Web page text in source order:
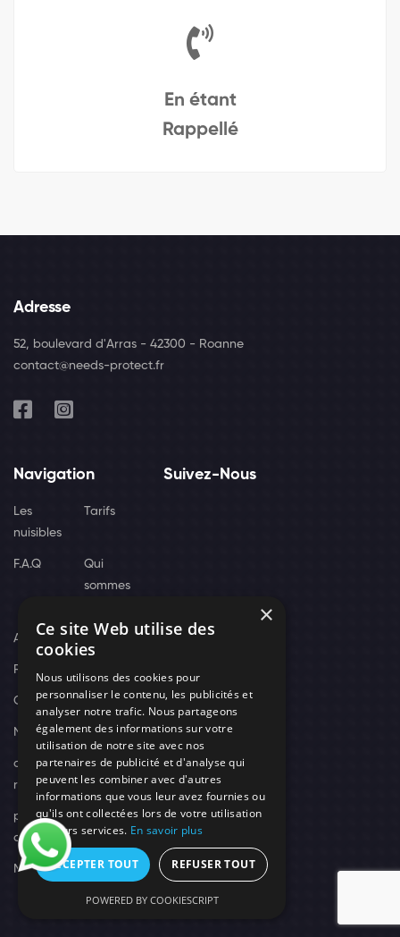
En étant
Rappellé
Adresse
52, boulevard d'Arras - 42300 - Roanne
contact@needs-protect.fr
Navigation
Les
nuisibles
Tarifs
F.A.Q
Qui
sommes
Actus
Recrutement
Contact
Nos techniciens
campagne-
recrutement
politique de
confidentialité
Mentions légales
Suivez-Nous
×
Ce site Web utilise des
cookies
Nous utilisons des cookies pour
personnaliser le contenu, les publicités et
analyser notre trafic. Nous partageons
également des informations sur votre
utilisation de notre site avec nos
partenaires de publicité et d'analyse qui
peuvent les combiner avec d'autres
informations que vous leur avez fournies ou
qu'ils ont collectées lors de votre utilisation
de leurs services. En savoir plus
ACCEPTER TOUT REFUSER TOUT
POWERED BY COOKIESCRIPT